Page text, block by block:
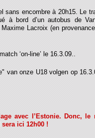
sans encombre à 20h15. Le
à bord d’un autobus de
Lacroix (en
‘on-line’ le 16.3.09..
van onze U18 volgen op
avec l’Estonie. Donc, le
ici 12h00 !